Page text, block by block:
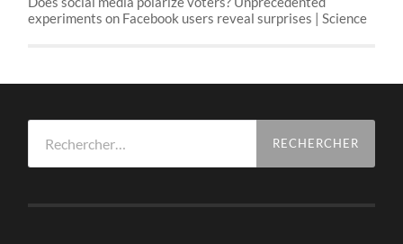
experiments on Facebook users reveal surprises | Science